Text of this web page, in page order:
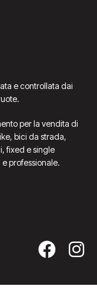
e controllata dai
per la vendita di
bici da strada,
fixed e single
professionale.